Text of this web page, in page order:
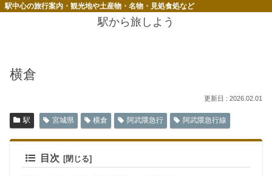
駅中心の旅行案内・観光地や土産物・名物・見処食処など
駅から旅しよう
横倉
2026.02.01
駅 宮城県 横倉 阿武隈急行 阿武隈急行線
目次